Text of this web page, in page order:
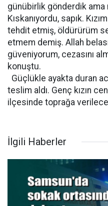
günübirlik gönderdik
Kıskanıyordu, sapık.
tehdit etmiş, öldürürüm
etmem demiş. Allah
güveniyorum, cezasını
konuştu.
Güçlükle ayakta duran
teslim aldı. Genç kızın
ilçesinde toprağa
İlgili Haberler